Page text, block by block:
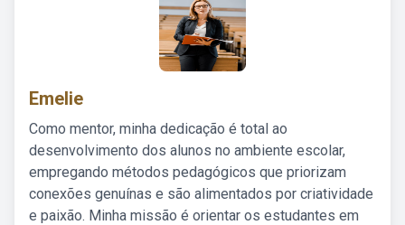
Emelie
Como mentor, minha dedicação é total ao
desenvolvimento dos alunos no ambiente escolar,
empregando métodos pedagógicos que priorizam
conexões genuínas e são alimentados por criatividade
e paixão. Minha missão é orientar os estudantes em